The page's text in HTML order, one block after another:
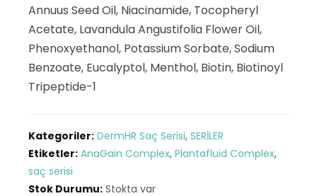
Annuus Seed Oil, Niacinamide, Tocopheryl
Acetate, Lavandula Angustifolia Flower Oil,
Phenoxyethanol, Potassium Sorbate, Sodium
Benzoate, Eucalyptol, Menthol, Biotin, Biotinoyl
Tripeptide-1
Kategoriler: DermHR Saç Serisi, SERİLER
Etiketler: AnaGain Complex, Plantafluid Complex,
saç serisi
Stok Durumu: Stokta var